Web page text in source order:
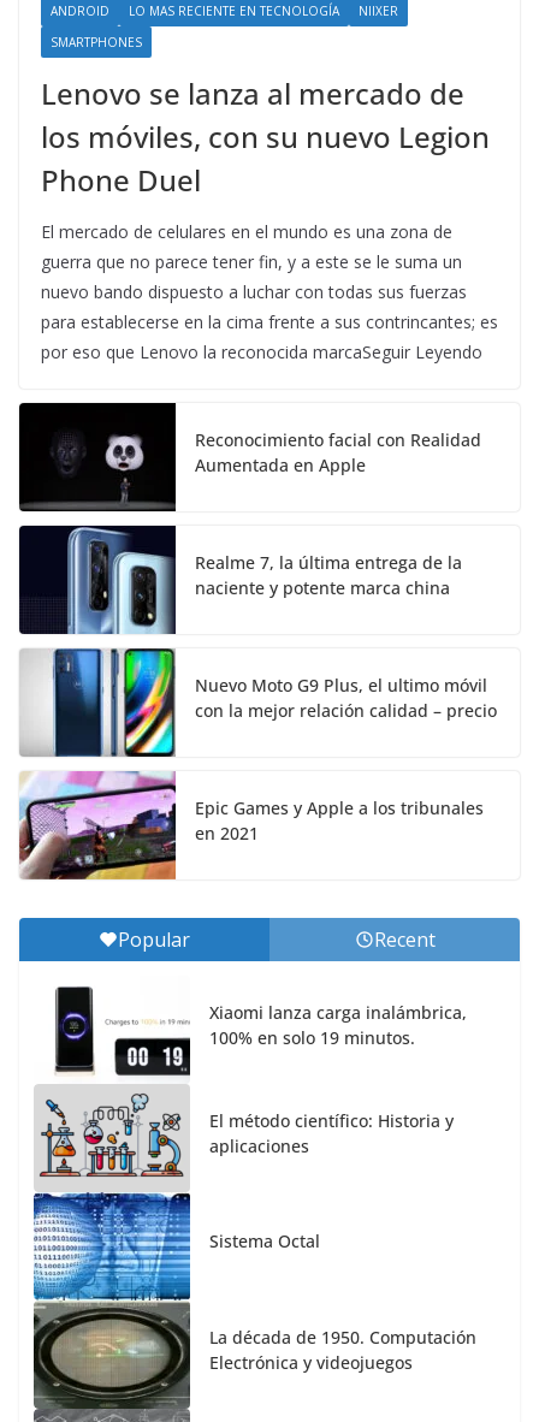
ANDROID LO MAS RECIENTE EN TECNOLOGÍA
NIIXER
SMARTPHONES
Lenovo se lanza al mercado de
los móviles, con su nuevo Legion
Phone Duel
El mercado de celulares en el mundo es una zona de
guerra que no parece tener fin, y a este se le suma un
nuevo bando dispuesto a luchar con todas sus fuerzas
para establecerse en la cima frente a sus contrincantes; es
por eso que Lenovo la reconocida marcaSeguir Leyendo
Reconocimiento facial con Realidad
Aumentada en Apple
Realme 7, la última entrega de la
naciente y potente marca china
Nuevo Moto G9 Plus, el ultimo móvil
con la mejor relación calidad – precio
Epic Games y Apple a los tribunales
en 2021
Popular Recent
Xiaomi lanza carga inalámbrica,
100% en solo 19 minutos.
El método científico: Historia y
aplicaciones
Sistema Octal
La década de 1950. Computación
Electrónica y videojuegos